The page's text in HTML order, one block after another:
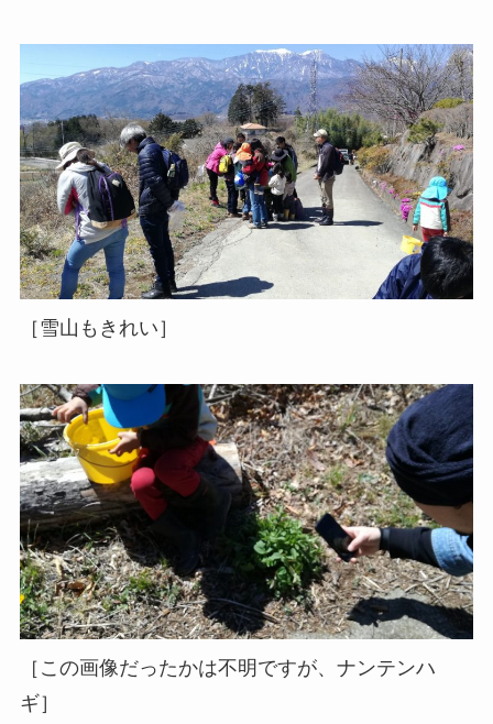
［雪山もきれい］
［この画像だったかは不明ですが、ナンテンハ
ギ］